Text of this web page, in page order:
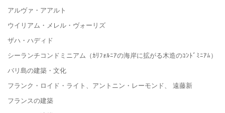
アルヴァ・アアルト
ウイリアム・メレル・ヴォーリズ
ザハ・ハディド
シーランチコンドミニアム（ｶﾘﾌｫﾙﾆｱの海岸に拡がる木造のｺﾝﾄﾞﾐﾆｱﾑ）
バリ島の建築・文化
フランク・ロイド・ライト、アントニン・レーモンド、 遠藤新
フランスの建築